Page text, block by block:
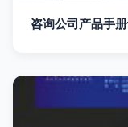
咨询公司产品手